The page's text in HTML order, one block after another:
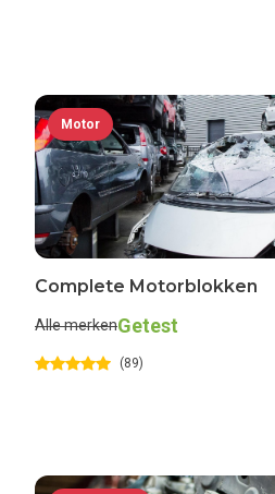
Motor
Complete Motorblokken
Alle merkenGetest
(89)